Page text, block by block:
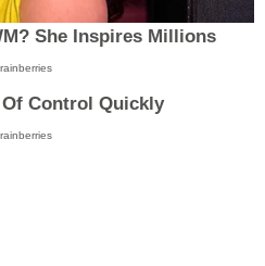
She Inspires Millions
Control Quickly